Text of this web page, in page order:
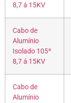
8,7 á 15KV
Cabo de
Alumínio
Isolado 105º
8,7 á 15KV
Cabo de
Alumínio